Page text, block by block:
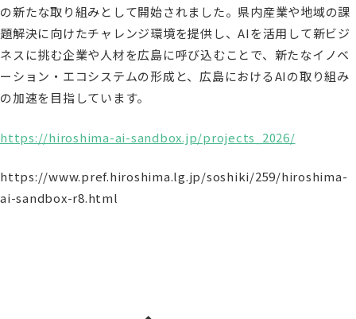
の新たな取り組みとして開始されました。県内産業や地域の課
題解決に向けたチャレンジ環境を提供し、AIを活用して新ビジ
ネスに挑む企業や人材を広島に呼び込むことで、新たなイノベ
ーション・エコシステムの形成と、広島におけるAIの取り組み
の加速を目指しています。
https://hiroshima-ai-sandbox.jp/projects_2026/
https://www.pref.hiroshima.lg.jp/soshiki/259/hiroshima-
ai-sandbox-r8.html